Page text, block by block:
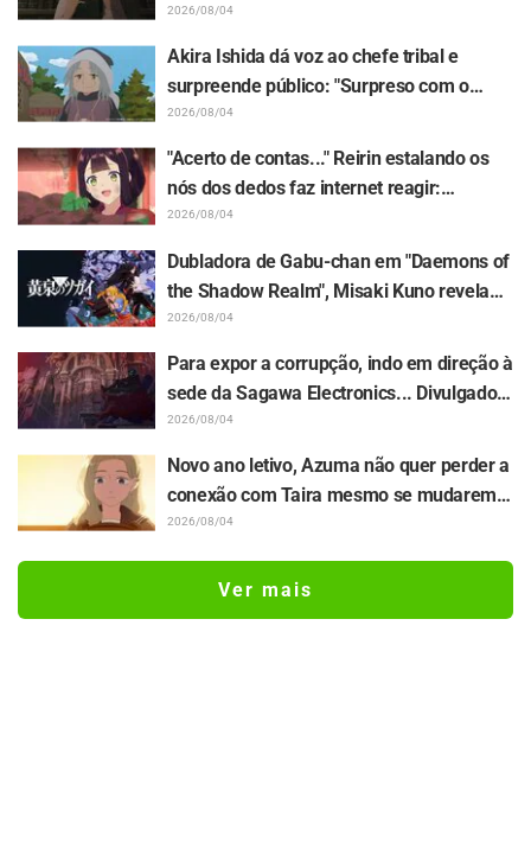
WEB e pôsteres do episódio 5 do anime "I
Want to Love You Till Your Dying Day"
2026/08/04
Akira Ishida dá voz ao chefe tribal e
surpreende público: "Surpreso com o
papel de vovô" "A voz de um idoso gentil
também ficou ótima" / Episódio 6 do
anime "Jaadugar: A Witch in Mongolia"
2026/08/04
"Acerto de contas..." Reirin estalando os
nós dos dedos faz internet reagir:
"Totalmente marombeira kkkk" "Olha a
2026/08/04
Dubladora de Gabu-chan em "Daemons of
the Shadow Realm", Misaki Kuno revela
bastidores de sua "atuação de alma" no
episódio 17: "Meu corpo inteiro tremia e
acabei chorando..."
2026/08/04
Para expor a corrupção, indo em direção à
sede da Sagawa Electronics... Divulgados
a sinopse, os cortes de cena e o visual do
episódio 5 de "The Ghost in the Shell"
2026/08/04
Novo ano letivo, Azuma não quer perder a
conexão com Taira mesmo se mudarem
de turma... Divulgados a sinopse e os
I Are Polar Opposites"
2026/08/04
Ver mais